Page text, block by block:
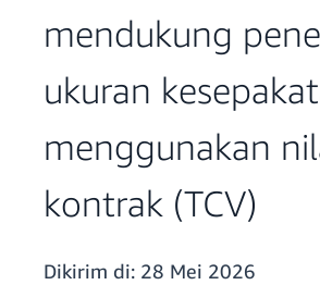
mendukung
ukuran
menggunakan
kontrak (TCV)
Dikirim di: 28 Mei 2026